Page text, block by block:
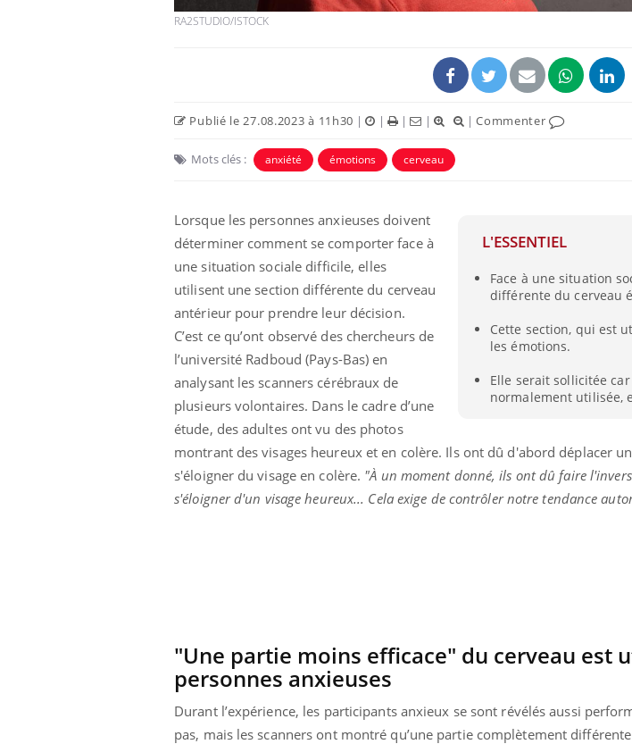
RA2STUDIO/ISTOCK
Publié le 27.08.2023 à 11h30 | | | | |Commenter
Mots clés : anxiété émotions cerveau
L'ESSENTIEL
Face à une situation
différente du cerveau
Cette section, qui est
les émotions.
Elle serait sollicitée
normalement utilisée,
Lorsque les personnes anxieuses doivent
déterminer comment se comporter face à
une situation sociale difficile, elles
utilisent une section différente du cerveau
antérieur pour prendre leur décision.
C’est ce qu’ont observé des chercheurs de
l’université Radboud (Pays-Bas) en
analysant les scanners cérébraux de
plusieurs volontaires. Dans le cadre d’une
étude, des adultes ont vu des photos
montrant des visages heureux et en colère. Ils ont dû d'abord déplacer
s'éloigner du visage en colère. "À un moment donné, ils ont dû faire
s'éloigner d'un visage heureux... Cela exige de contrôler notre tendance
"Une partie moins efficace" du cerveau est
personnes anxieuses
Durant l’expérience, les participants anxieux se sont révélés aussi
pas, mais les scanners ont montré qu’une partie complètement
Carence en fer : comprendre pour
Fatigue, irritabilité, brouillard mental ou
même alopécie… Les symptômes de la
carence en fer sont multiples ce qui la rend
Youtube
Insuline & Charge mentale : et si on
En 2026, l'insuline dans le diabète de type
reste entourée d'idées reçues chez les
patients comme parfois chez les soignants.